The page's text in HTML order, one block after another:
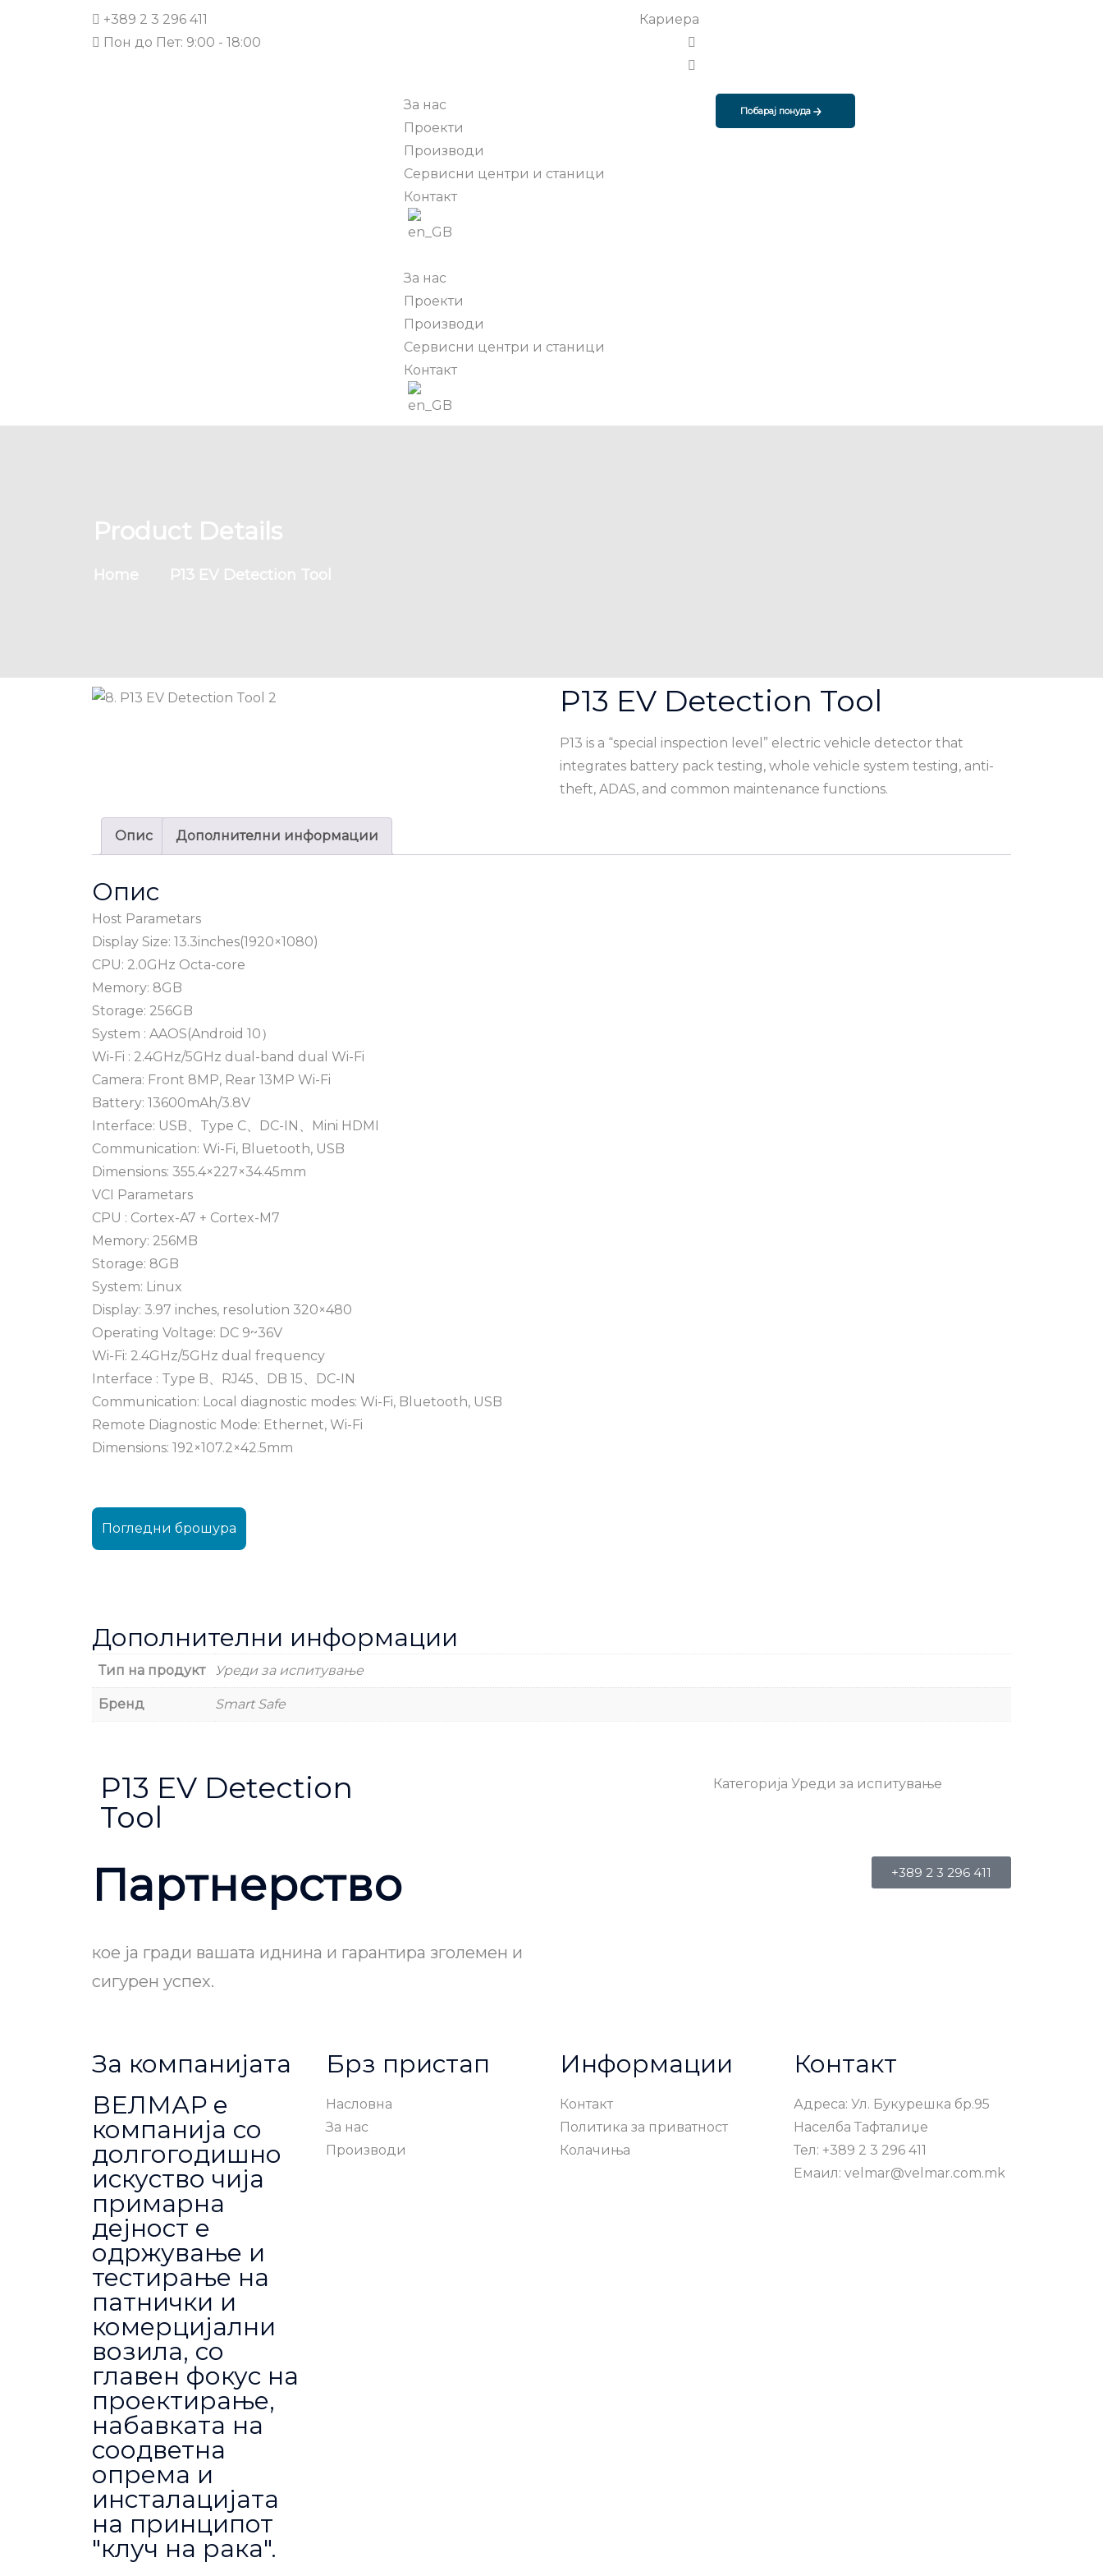
+389 2 3 296 411
Пон до Пет: 9:00 - 18:00
Кариера
За нас
Проекти
Производи
Сервисни центри и станици
Контакт
За нас
Проекти
Производи
Сервисни центри и станици
Контакт
Побарај понуда
Product Details
Home P13 EV Detection Tool
P13 EV Detection Tool
P13 is a “special inspection level” electric vehicle detector that
integrates battery pack testing, whole vehicle system testing, anti-
theft, ADAS, and common maintenance functions.
Опис Дополнителни информации
Опис
Host Parametars
Display Size: 13.3inches(1920×1080)
CPU: 2.0GHz Octa-core
Memory: 8GB
Storage: 256GB
System : AAOS(Android 10）
Wi-Fi : 2.4GHz/5GHz dual-band dual Wi-Fi
Camera: Front 8MP, Rear 13MP Wi-Fi
Battery: 13600mAh/3.8V
Interface: USB、Type C、DC-IN、Mini HDMI
Communication: Wi-Fi, Bluetooth, USB
Dimensions: 355.4×227×34.45mm
VCI Parametars
CPU : Cortex-A7 + Cortex-M7
Memory: 256MB
Storage: 8GB
System: Linux
Display: 3.97 inches, resolution 320×480
Operating Voltage: DC 9~36V
Wi-Fi: 2.4GHz/5GHz dual frequency
Interface : Type B、RJ45、DB 15、DC-IN
Communication: Local diagnostic modes: Wi-Fi, Bluetooth, USB
Remote Diagnostic Mode: Ethernet, Wi-Fi
Dimensions: 192×107.2×42.5mm
Погледни брошура
Дополнителни информации
Тип на продукт Уреди за испитување
Бренд Smart Safe
P13 EV Detection
Tool
Категорија Уреди за испитување
Партнерство
кое ја гради вашата иднина и гарантира зголемен и
сигурен успех.
+389 2 3 296 411
За компанијата
ВЕЛМАР е
компанија со
долгогодишно
искуство чија
примарна
дејност е
одржување и
тестирање на
патнички и
комерцијални
возила, со
главен фокус на
проектирање,
набавката на
соодветна
опрема и
инсталацијата
на принципот
"клуч на рака".
Брз пристап
Насловна
За нас
Производи
Информации
Контакт
Политика за приватност
Колачиња
Контакт
Адреса: Ул. Букурешка бр.95
Населба Тафталиџе
Тел: +389 2 3 296 411
Емаил: velmar@velmar.com.mk